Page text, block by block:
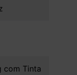
com Tinta